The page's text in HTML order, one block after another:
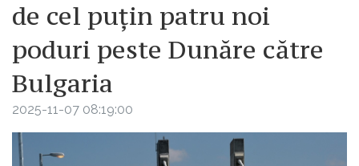
de cel puțin patru noi
poduri peste Dunăre către
Bulgaria
2025-11-07 08:19:00